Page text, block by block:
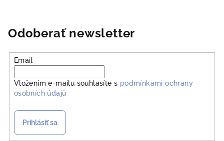
Odoberať newsletter
Email
Vložením e-mailu souhlasíte s podmínkami ochrany
osobních údajů
Prihlásiť sa